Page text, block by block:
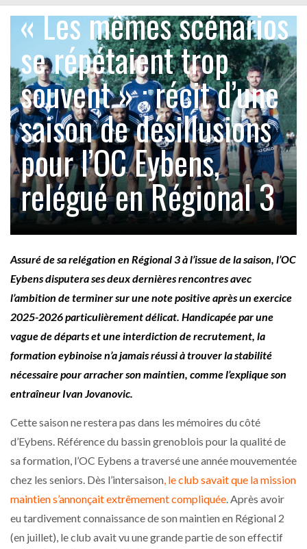
« Les mêmes scénarios
se répétaient trop
souvent » : récit d’une
saison de désillusions
pour l’OC Eybens,
relégué en Régional 3
Assuré de sa relégation en Régional 3 à l’issue de la saison, l’OC
Eybens disputera ses deux dernières rencontres avec
l’ambition de terminer sur une note positive après un exercice
2025-2026 particulièrement délicat. Handicapée par une
vague de départs et une interdiction de recrutement, la
formation eybinoise n’a jamais réussi à trouver la stabilité
nécessaire pour arracher son maintien, comme l’explique son
entraîneur Ivan Jovanovic.
Cette saison ne restera pas dans les mémoires du côté
d’Eybens. Référence du bassin grenoblois pour la qualité de
sa formation, l’OC Eybens a traversé une année mouvementée
chez les seniors. Dès l’intersaison, le club savait que la mission
maintien s’annonçait extrêmement compliquée. Après avoir
eu tardivement connaissance de son maintien en Régional 2
(en juillet), le club avait vu une grande partie de son effectif